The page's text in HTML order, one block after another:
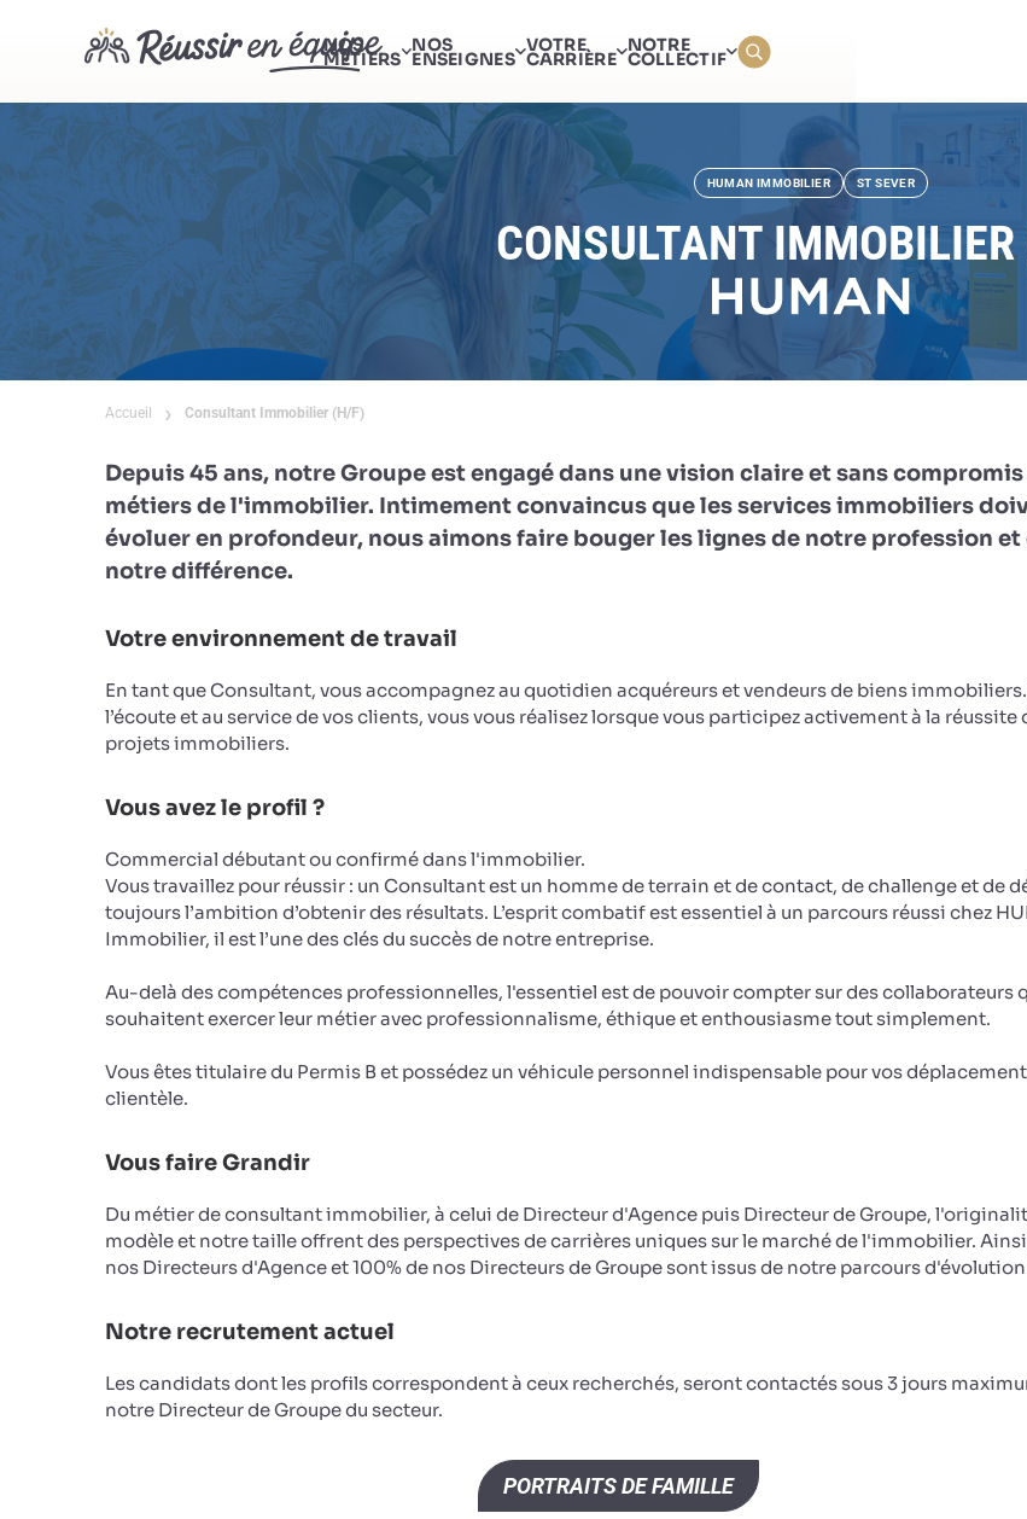
NOS
MÉTIERS
NOS
ENSEIGNES
VOTRE
CARRIÈRE
NOTRE
COLLECTIF
HUMAN IMMOBILIER ST SEVER
CONSULTANT
Accueil Consultant Immobilier (H/F)
Depuis 45 ans, notre Groupe est engagé dans une vision claire et sans
métiers de l'immobilier. Intimement convaincus que les services immobiliers
évoluer en profondeur, nous aimons faire bouger les lignes de notre profession
notre différence.
Votre environnement de travail
En tant que Consultant, vous accompagnez au quotidien acquéreurs et vendeurs de biens
l’écoute et au service de vos clients, vous vous réalisez lorsque vous participez activement à la réussite
projets immobiliers.
Vous avez le profil ?
Commercial débutant ou confirmé dans l'immobilier.
Vous travaillez pour réussir : un Consultant est un homme de terrain et de contact, de challenge et de
toujours l’ambition d’obtenir des résultats. L’esprit combatif est essentiel à un parcours réussi chez
Immobilier, il est l’une des clés du succès de notre entreprise.
Au-delà des compétences professionnelles, l'essentiel est de pouvoir compter sur des collaborateurs
souhaitent exercer leur métier avec professionnalisme, éthique et enthousiasme tout simplement.
Vous êtes titulaire du Permis B et possédez un véhicule personnel indispensable pour vos
clientèle.
Vous faire Grandir
Du métier de consultant immobilier, à celui de Directeur d'Agence puis Directeur de Groupe,
modèle et notre taille offrent des perspectives de carrières uniques sur le marché de l'immobilier.
nos Directeurs d'Agence et 100% de nos Directeurs de Groupe sont issus de notre parcours
Notre recrutement actuel
Les candidats dont les profils correspondent à ceux recherchés, seront contactés sous 3 jours
notre Directeur de Groupe du secteur.
PORTRAITS DE FAMILLE